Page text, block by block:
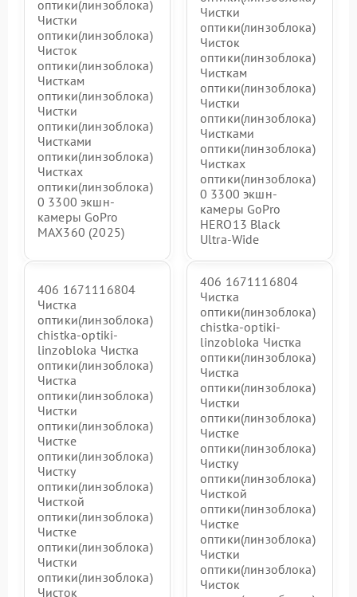
оптики(линзоблока)
Чистки
оптики(линзоблока)
Чисток
оптики(линзоблока)
Чисткам
оптики(линзоблока)
Чистки
оптики(линзоблока)
Чистками
оптики(линзоблока)
Чистках
оптики(линзоблока)
0 3300 экшн-
камеры GoPro
MAX360 (2025)
Чистки
оптики(линзоблока)
Чисток
оптики(линзоблока)
Чисткам
оптики(линзоблока)
Чистки
оптики(линзоблока)
Чистками
оптики(линзоблока)
Чистках
оптики(линзоблока)
0 3300 экшн-
камеры GoPro
HERO13 Black
Ultra‑Wide
406 1671116804
Чистка
оптики(линзоблока)
chistka-optiki-
linzobloka Чистка
оптики(линзоблока)
Чистка
оптики(линзоблока)
Чистки
оптики(линзоблока)
Чистке
оптики(линзоблока)
Чистку
оптики(линзоблока)
Чисткой
оптики(линзоблока)
Чистке
оптики(линзоблока)
Чистки
оптики(линзоблока)
Чисток
406 1671116804
Чистка
оптики(линзоблока)
chistka-optiki-
linzobloka Чистка
оптики(линзоблока)
Чистка
оптики(линзоблока)
Чистки
оптики(линзоблока)
Чистке
оптики(линзоблока)
Чистку
оптики(линзоблока)
Чисткой
оптики(линзоблока)
Чистке
оптики(линзоблока)
Чистки
оптики(линзоблока)
Чисток